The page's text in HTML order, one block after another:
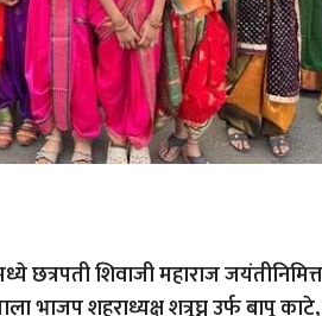
शिवाजी महाराज
भाजप शहराध्यक्ष शत्रुघ्न उर्फ बापू